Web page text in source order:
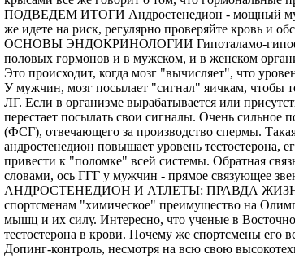
ПОДВЕДЕМ ИТОГИ Андростенедион - мощный
же идете на риск, регулярно проверяйте кровь
ОСНОВЫ ЭНДОКРИНОЛОГИИ Гипоталамо-
половых гормонов и в мужском, и в женском
Это происходит, когда мозг "вычисляет", что
У мужчин, мозг посылает "сигнал" яичкам, чтобы
ЛГ. Если в организме вырабатывается или
перестает посылать свои сигналы. Очень
(ФСГ), отвечающего за производство спермы.
андростенедион повышает уровень тестостерона,
привести к "поломке" всей системы. Обратная
словами, ось ГГГ у мужчин - прямое связующее
АНДРОСТЕНЕДИОН И АТЛЕТЫ: ПРАВДА ЖИЗНИ
спортсменам "химическое" преимущество на
мышц и их силу. Интересно, что ученые в
тестостерона в крови. Почему же спортсмены его
Допинг-контроль, несмотря на всю свою